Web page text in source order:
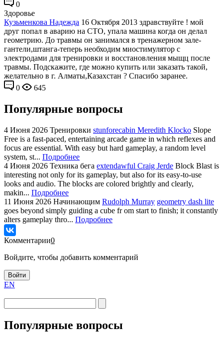
0
Здоровье
Кузьменкова Надежда 16 Октября 2013 здравствуйте ! мой
друг попал в аварию на СТО, упала машина когда он делал
геометрию. До травмы он занимался в тренажерном зале-
гантели,штанга-теперь необходим миостимулятор с
электродами для тренировки и восстановления мыщц после
травмы. Подскажите, где можно купить или заказать такой,
желательно в г. Алматы,Казахстан ? Спасибо заранее.
0
645
Популярные вопросы
4 Июня 2026 Тренировки stunforecabin Meredith Klocko Slope
Free is a fast-paced, entertaining arcade game in which reflexes and
focus are essential. With easy but hard gameplay, a random level
system, st... Подробнее
4 Июня 2026 Техника бега extendawful Craig Jerde Block Blast is
interesting not only for its gameplay, but also for its easy-to-use
looks and audio. The blocks are colored brightly and clearly,
makin... Подробнее
11 Июня 2026 Начинающим Rudolph Murray geometry dash lite
goes beyond simply guiding a cube fr om start to finish; it constantly
alters gameplay thro... Подробнее
Комментарии0
Войдите, чтобы добавить комментарий
Войти
EN
Популярные вопросы